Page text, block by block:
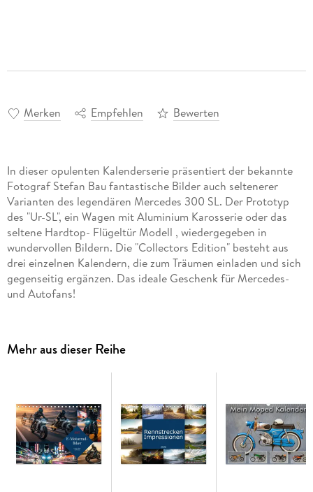
Merken Empfehlen Bewerten
In dieser opulenten Kalenderserie präsentiert der bekannte
Fotograf Stefan Bau fantastische Bilder auch seltenerer
Varianten des legendären Mercedes 300 SL. Der Prototyp
des "Ur-SL", ein Wagen mit Aluminium Karosserie oder das
seltene Hardtop- Flügeltür Modell , wiedergegeben in
wundervollen Bildern. Die "Collectors Edition" besteht aus
drei einzelnen Kalendern, die zum Träumen einladen und sich
gegenseitig ergänzen. Das ideale Geschenk für Mercedes-
und Autofans!
ausschließlich FSC-zertifizierte Papiere aus
verantwortungsvoller Waldwirtschaft. Wir vermeiden
bedarfsgerecht in Einzelfertigung in Deutschland (Made in
Germany) produzieren. Wir halten unsere Transportwege kurz
und sorgen für eine klimabewusste Logistik.
14 Seiten bestehend aus 1 Cover | 12 Monatsseiten | 1
Mehr aus dieser Reihe